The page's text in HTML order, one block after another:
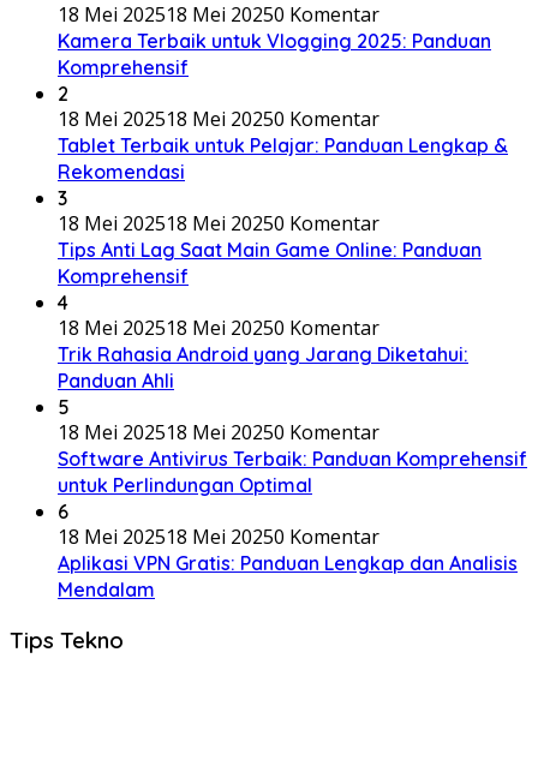
18 Mei 202518 Mei 20250 Komentar
Kamera Terbaik untuk Vlogging 2025: Panduan
Komprehensif
2
18 Mei 202518 Mei 20250 Komentar
Tablet Terbaik untuk Pelajar: Panduan Lengkap &
Rekomendasi
3
18 Mei 202518 Mei 20250 Komentar
Tips Anti Lag Saat Main Game Online: Panduan
Komprehensif
4
18 Mei 202518 Mei 20250 Komentar
Trik Rahasia Android yang Jarang Diketahui:
Panduan Ahli
5
18 Mei 202518 Mei 20250 Komentar
Software Antivirus Terbaik: Panduan Komprehensif
untuk Perlindungan Optimal
6
18 Mei 202518 Mei 20250 Komentar
Aplikasi VPN Gratis: Panduan Lengkap dan Analisis
Mendalam
Tips Tekno